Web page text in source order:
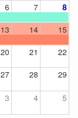
6 7 8
13 14 15
20 21 22
27 28
29
3 4 5